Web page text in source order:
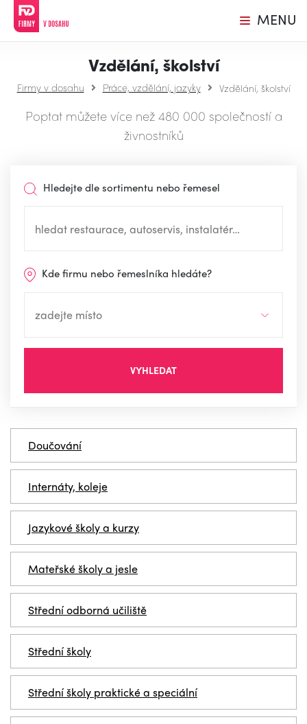
MENU
Vzdělání, školství
Firmy v dosahu Práce, vzdělání, jazyky Vzdělání, školství
Poptat můžete více než 480 000 společností a
živnostníků
Hledejte dle sortimentu nebo řemesel
Kde firmu nebo řemeslníka hledáte?
VYHLEDAT
Doučování
Internáty, koleje
Jazykové školy a kurzy
Mateřské školy a jesle
Střední odborná učiliště
Střední školy
Střední školy praktické a speciální